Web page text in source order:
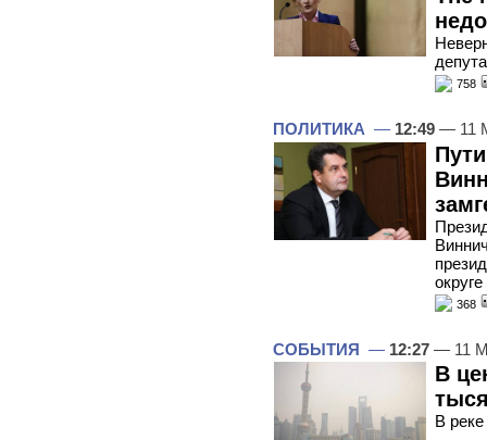
758
ПОЛИТИКА — 12:49 — 11
округе
368
СОБЫТИЯ — 12:27 — 11
В
В